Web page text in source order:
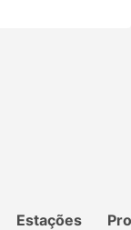
Estações